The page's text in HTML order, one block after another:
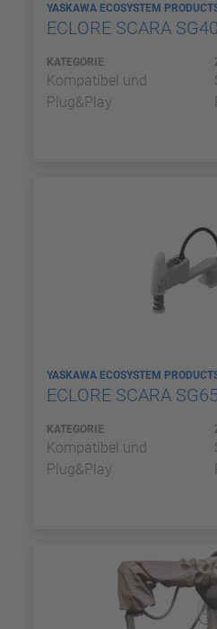
YASKAWA ECOSYSTEM
ECLORE SCARA
KATEGORIE
Kompatibel und
Plug&Play
YASKAWA ECOSYSTEM
ECLORE SCARA
KATEGORIE
Kompatibel und
Plug&Play